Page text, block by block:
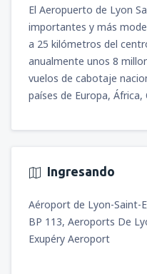
El Aeropuerto de Lyon
importantes y más
a 25 kilómetros del
anualmente unos 8
vuelos de cabotaje
países de Europa, África,
Ingresando
Aéroport de Lyon-Saint-
BP 113, Aeroports De
Exupéry Aeroport